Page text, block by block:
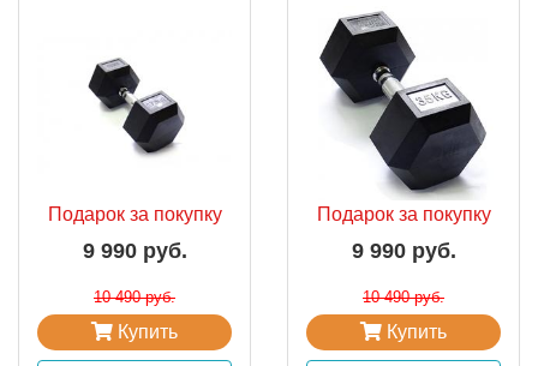
Подарок за покупку
9 990 руб.
10 490 руб.
Купить
Подарок за покупку
9 990 руб.
10 490 руб.
Купить